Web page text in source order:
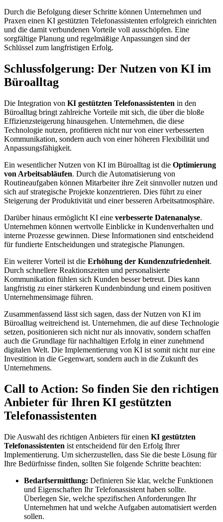
Durch die Befolgung dieser Schritte können Unternehmen und
Praxen einen KI gestützten Telefonassistenten erfolgreich einrichten
und die damit verbundenen Vorteile voll ausschöpfen. Eine
sorgfältige Planung und regelmäßige Anpassungen sind der
Schlüssel zum langfristigen Erfolg.
Schlussfolgerung: Der Nutzen von KI im
Büroalltag
Die Integration von KI gestützten Telefonassistenten in den
Büroalltag bringt zahlreiche Vorteile mit sich, die über die bloße
Effizienzsteigerung hinausgehen. Unternehmen, die diese
Technologie nutzen, profitieren nicht nur von einer verbesserten
Kommunikation, sondern auch von einer höheren Flexibilität und
Anpassungsfähigkeit.
Ein wesentlicher Nutzen von KI im Büroalltag ist die Optimierung
von Arbeitsabläufen. Durch die Automatisierung von
Routineaufgaben können Mitarbeiter ihre Zeit sinnvoller nutzen und
sich auf strategische Projekte konzentrieren. Dies führt zu einer
Steigerung der Produktivität und einer besseren Arbeitsatmosphäre.
Darüber hinaus ermöglicht KI eine verbesserte Datenanalyse.
Unternehmen können wertvolle Einblicke in Kundenverhalten und
interne Prozesse gewinnen. Diese Informationen sind entscheidend
für fundierte Entscheidungen und strategische Planungen.
Ein weiterer Vorteil ist die Erhöhung der Kundenzufriedenheit.
Durch schnellere Reaktionszeiten und personalisierte
Kommunikation fühlen sich Kunden besser betreut. Dies kann
langfristig zu einer stärkeren Kundenbindung und einem positiven
Unternehmensimage führen.
Zusammenfassend lässt sich sagen, dass der Nutzen von KI im
Büroalltag weitreichend ist. Unternehmen, die auf diese Technologie
setzen, positionieren sich nicht nur als innovativ, sondern schaffen
auch die Grundlage für nachhaltigen Erfolg in einer zunehmend
digitalen Welt. Die Implementierung von KI ist somit nicht nur eine
Investition in die Gegenwart, sondern auch in die Zukunft des
Unternehmens.
Call to Action: So finden Sie den richtigen
Anbieter für Ihren KI gestützten
Telefonassistenten
Die Auswahl des richtigen Anbieters für einen KI gestützten
Telefonassistenten ist entscheidend für den Erfolg Ihrer
Implementierung. Um sicherzustellen, dass Sie die beste Lösung für
Ihre Bedürfnisse finden, sollten Sie folgende Schritte beachten:
Bedarfsermittlung: Definieren Sie klar, welche Funktionen
und Eigenschaften Ihr Telefonassistent haben sollte.
Überlegen Sie, welche spezifischen Anforderungen Ihr
Unternehmen hat und welche Aufgaben automatisiert werden
sollen.